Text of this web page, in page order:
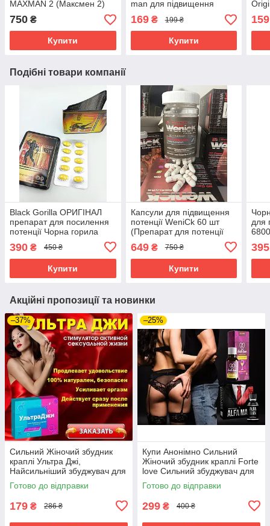
MAXMAN 2 (Максмен 2)
підвищення потенції
MAXMAN
750 ₴
Купити
man для підвищення
169₴ 199 ₴
Купити
159
Подібні товари компанії
Black Gorilla ОРИГІНАЛ
препарат для посилення
потенції Чорна горила
препарат для підвищення
потенції як віагра
390 ₴ 450 ₴
Купити
Капсули для підвищення
потенції WeniCk 60 шт
(Препарат для потенції
Оригінал з США
649₴ 750 ₴
Купити
для
395
Акційні пропозиції та новинки
–37%
Сильний Жіночий збудник
краплі Ультра Джі,
Найсильніший збуджувач для
жінок для дівчини
Готово до відправки
179 ₴ 286 ₴
–25%
Купи Анонімно Сильний
Жіночий збудник краплі Forte
love Сильний збуджувач для
жінок в Україні
Готово до відправки
299 ₴ 400 ₴